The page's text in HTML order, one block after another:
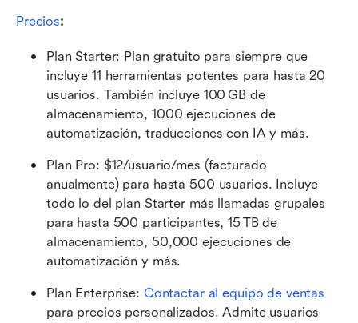
Precios:
Plan Starter: Plan gratuito para siempre que
incluye 11 herramientas potentes para hasta 20
usuarios. También incluye 100 GB de
almacenamiento, 1000 ejecuciones de
automatización, traducciones con IA y más.
Plan Pro: $12/usuario/mes (facturado
anualmente) para hasta 500 usuarios. Incluye
todo lo del plan Starter más llamadas grupales
para hasta 500 participantes, 15 TB de
almacenamiento, 50,000 ejecuciones de
automatización y más.
Plan Enterprise: Contactar al equipo de ventas
para precios personalizados. Admite usuarios